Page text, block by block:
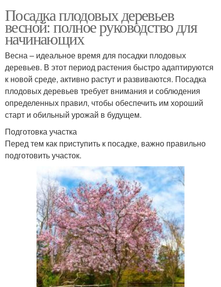
Посадка плодовых деревьев
весной: полное руководство для
начинающих
Весна – идеальное время для посадки плодовых
деревьев. В этот период растения быстро адаптируются
к новой среде, активно растут и развиваются. Посадка
плодовых деревьев требует внимания и соблюдения
определенных правил, чтобы обеспечить им хороший
старт и обильный урожай в будущем.
Подготовка участка
Перед тем как приступить к посадке, важно правильно
подготовить участок.